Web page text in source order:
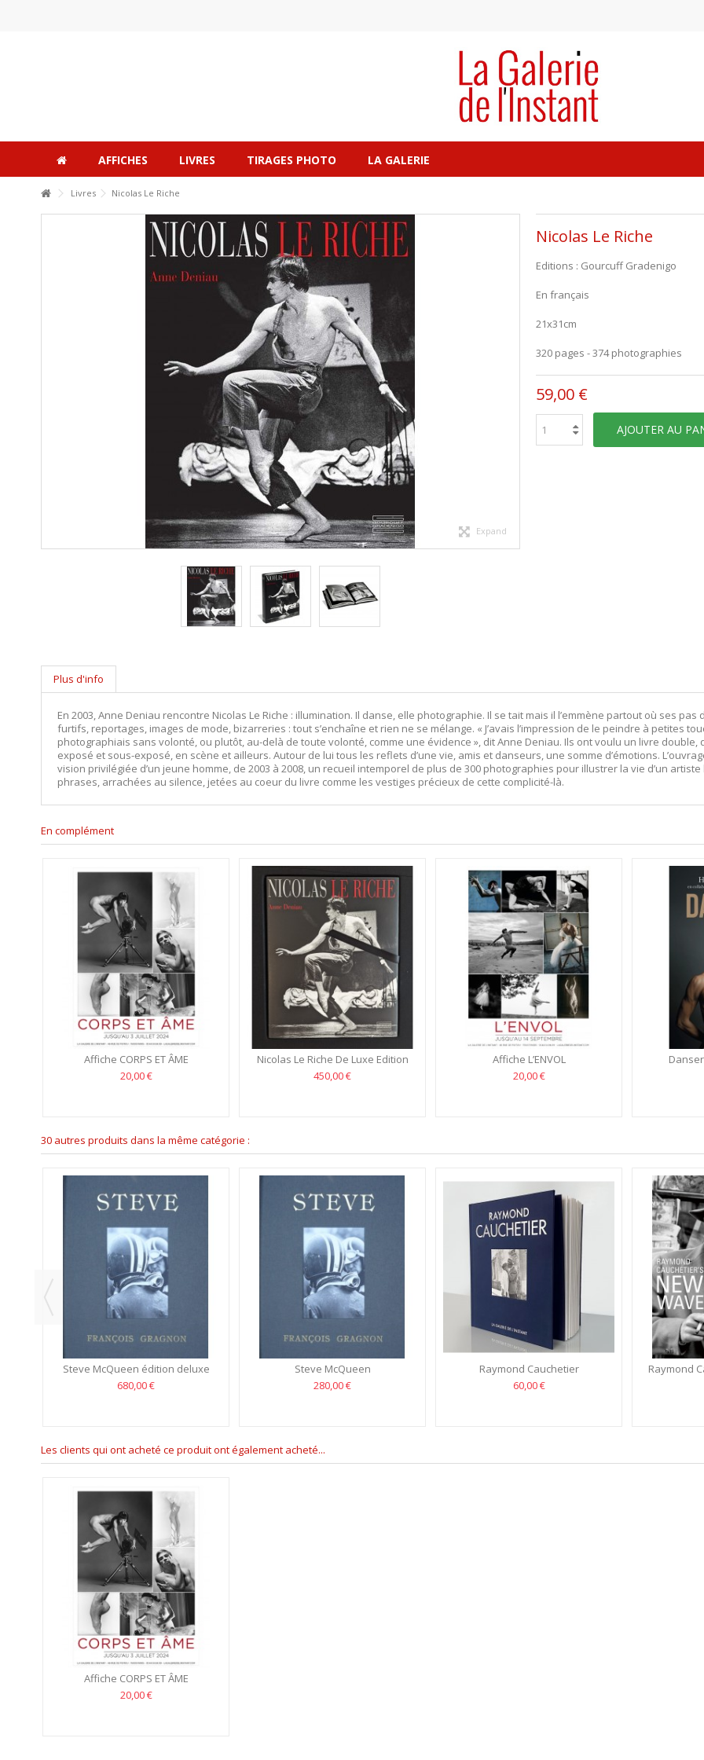
AFFICHES LIVRES TIRAGES PHOTO LA GALERIE
Livres Nicolas Le Riche
Expand
Nicolas Le Riche
Editions : Gourcuff Gradenigo
En français
21x31cm
320 pages - 374 photographies
59,00 €
AJOUTER AU
Plus d'info
En 2003, Anne Deniau rencontre Nicolas Le Riche : illumination. Il danse, elle photographie. Il se tait mais il l’emmène partout où ses
furtifs, reportages, images de mode, bizarreries : tout s’enchaîne et rien ne se mélange. « J’avais l’impression de le peindre à petites
photographiais sans volonté, ou plutôt, au-delà de toute volonté, comme une évidence », dit Anne Deniau. Ils ont voulu un livre
exposé et sous-exposé, en scène et ailleurs. Autour de lui tous les reflets d’une vie, amis et danseurs, une somme d’émotions.
vision privilégiée d’un jeune homme, de 2003 à 2008, un recueil intemporel de plus de 300 photographies pour illustrer la vie d’un
phrases, arrachées au silence, jetées au coeur du livre comme les vestiges précieux de cette complicité-là.
En complément
Affiche CORPS ET ÂME
20,00 €
Nicolas Le Riche De Luxe Edition
450,00 €
Affiche L’ENVOL
20,00 €
30 autres produits dans la même catégorie :
Steve McQueen édition deluxe
680,00 €
Steve McQueen
280,00 €
Raymond Cauchetier
60,00 €
Raymond
Les clients qui ont acheté ce produit ont également acheté...
Affiche CORPS ET ÂME
20,00 €